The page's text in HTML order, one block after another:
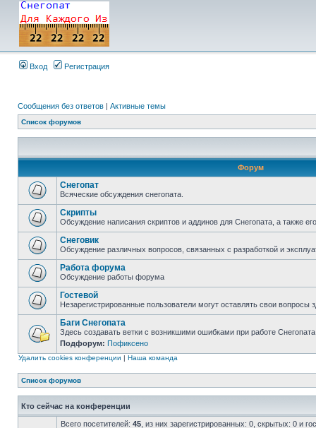
Вход Регистрация
Сообщения без ответов | Активные темы
Список форумов
Форум
Снегопат
Всяческие обсуждения снегопата.
Скрипты
Обсуждение написания скриптов и аддинов для Снегопата, а также
Снеговик
Обсуждение различных вопросов, связанных с разработкой и
Работа форума
Обсуждение работы форума
Гостевой
Незарегистрированные пользователи могут оставлять свои вопросы
Баги Снегопата
Здесь создавать ветки с возникшими ошибками при работе
Подфорум: Пофиксено
Удалить cookies конференции | Наша команда
Список форумов
Кто сейчас на конференции
Всего посетителей: 45 , из них зарегистрированных: 0, скрытых: 0 и